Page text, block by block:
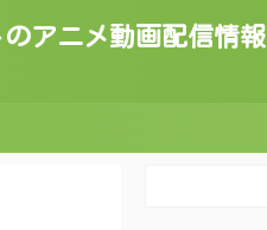
のアニメ動画配信情報